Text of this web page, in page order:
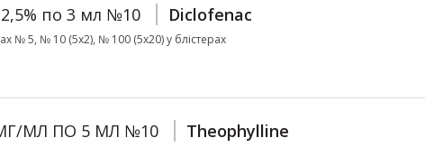
2,5% по 3 мл №10 Diclofenac
№ 5, № 10 (5х2), № 100 (5х20) у блістерах
МЛ ПО 5 МЛ №10 Theophylline